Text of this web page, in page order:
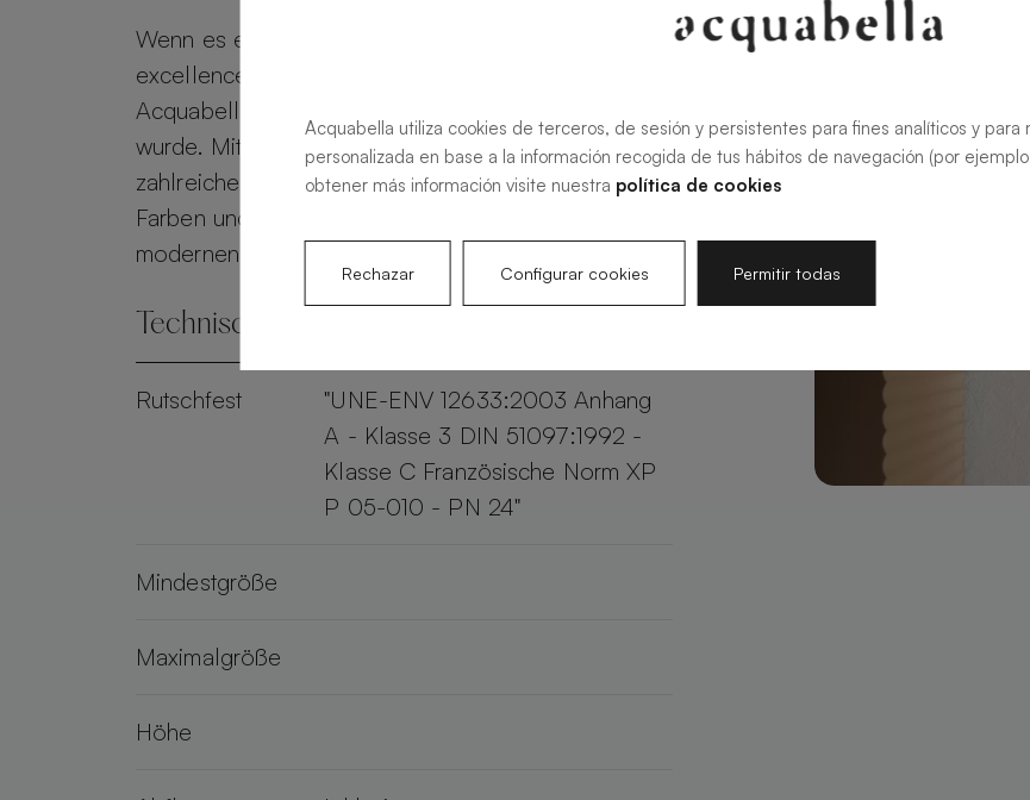
Wenn es eine maßgeschneiderte Duschwanne par
excellence gibt, dann ist es die Base Slate von
Acquabella, die für jedes Badezimmer entworfen
wurde. Mit hochwertiger Schieferstruktur und
zahlreichen Anpassungsmöglichkeiten in Größen,
Farben und Gittern (Mia, Geo, Lux) bietet sie einen
modernen und eleganten Stil für Ihren Raum.
Technische Spezifikationen
Rutschfest
"UNE-ENV 12633:2003 Anhang
A - Klasse 3 DIN 51097:1992 -
Klasse C Französische Norm XP
P 05-010 - PN 24"
Mindestgröße
Maximalgröße
Höhe
Acquabella utiliza cookies de terceros, de sesión y persistentes para fines analíticos y
personalizada en base a la información recogida de tus hábitos de navegación (por
obtener más información visite nuestra política de cookies
Rechazar Configurar cookies Permitir todas